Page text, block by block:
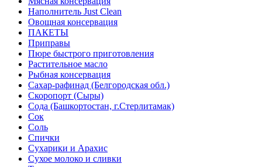
Наполнитель Just Clean
Овощная консервация
ПАКЕТЫ
Приправы
Пюре быстрого приготовления
Растительное масло
Рыбная консервация
Сахар-рафинад (Белгородская обл.)
Скоропорт (Сыры)
Сода (Башкортостан, г.Стерлитамак)
Сок
Соль
Спички
Сухарики и Арахис
Сухое молоко и сливки